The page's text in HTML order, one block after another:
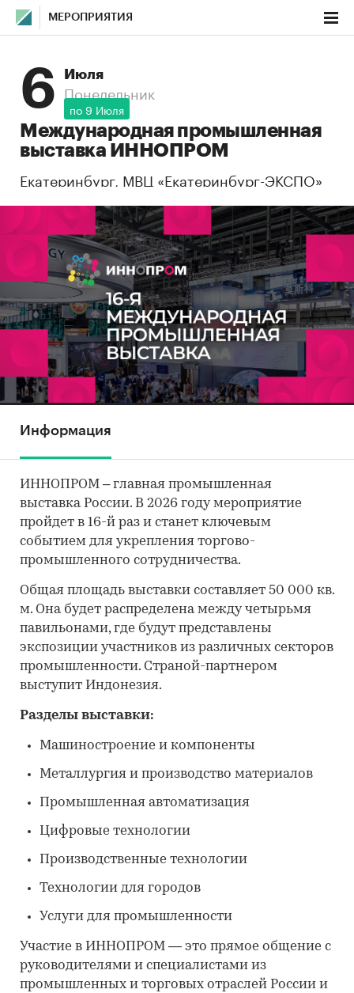
МЕРОПРИЯТИЯ
6 Июля
Понедельник
по 9 Июля
Международная промышленная
выставка ИННОПРОМ
Екатеринбург, МВЦ «Екатеринбург-ЭКСПО»
Информация
ИННОПРОМ – главная промышленная
выставка России. В 2026 году мероприятие
пройдет в 16-й раз и станет ключевым
событием для укрепления торгово-
промышленного сотрудничества.
Общая площадь выставки составляет 50 000 кв.
м. Она будет распределена между четырьмя
павильонами, где будут представлены
экспозиции участников из различных секторов
промышленности. Страной-партнером
выступит Индонезия.
Разделы выставки:
Машиностроение и компоненты
Металлургия и производство материалов
Промышленная автоматизация
Цифровые технологии
Производственные технологии
Технологии для городов
Услуги для промышленности
Участие в ИННОПРОМ — это прямое общение с
руководителями и специалистами из
промышленных и торговых отраслей России и